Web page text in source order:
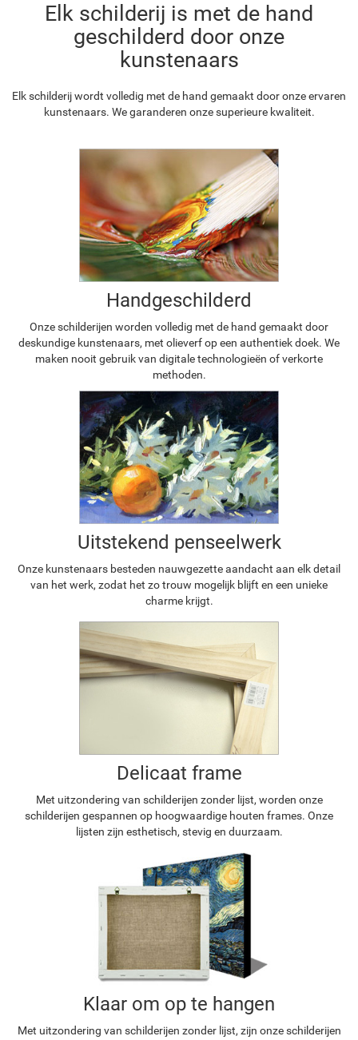
Elk schilderij is met de hand
geschilderd door onze
kunstenaars
Elk schilderij wordt volledig met de hand gemaakt door onze ervaren
kunstenaars. We garanderen onze superieure kwaliteit.
Handgeschilderd
Onze schilderijen worden volledig met de hand gemaakt door
deskundige kunstenaars, met olieverf op een authentiek doek. We
maken nooit gebruik van digitale technologieën of verkorte
methoden.
Uitstekend penseelwerk
Onze kunstenaars besteden nauwgezette aandacht aan elk detail
van het werk, zodat het zo trouw mogelijk blijft en een unieke
charme krijgt.
Delicaat frame
Met uitzondering van schilderijen zonder lijst, worden onze
schilderijen gespannen op hoogwaardige houten frames. Onze
lijsten zijn esthetisch, stevig en duurzaam.
Klaar om op te hangen
Met uitzondering van schilderijen zonder lijst, zijn onze schilderijen